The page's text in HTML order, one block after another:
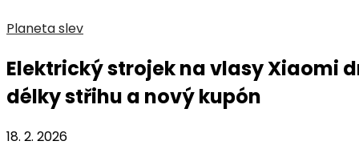
Planeta slev
Elektrický strojek na vlasy Xiaomi
délky střihu a nový kupón
18. 2. 2026